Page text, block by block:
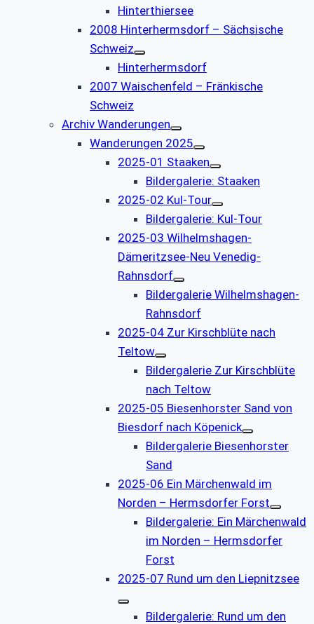
Hinterthiersee
2008 Hinterhermsdorf – Sächsische
Schweiz
Hinterhermsdorf
2007 Waischenfeld – Fränkische
Schweiz
Archiv Wanderungen
Wanderungen 2025
2025-01 Staaken
Bildergalerie: Staaken
2025-02 Kul-Tour
Bildergalerie: Kul-Tour
2025-03 Wilhelmshagen-
Dämeritzsee-Neu Venedig-
Rahnsdorf
Bildergalerie Wilhelmshagen-
Rahnsdorf
2025-04 Zur Kirschblüte nach
Teltow
Bildergalerie Zur Kirschblüte
nach Teltow
2025-05 Biesenhorster Sand von
Biesdorf nach Köpenick
Bildergalerie Biesenhorster
Sand
2025-06 Ein Märchenwald im
Norden – Hermsdorfer Forst
Bildergalerie: Ein Märchenwald
im Norden – Hermsdorfer
Forst
2025-07 Rund um den Liepnitzsee
Bildergalerie: Rund um den